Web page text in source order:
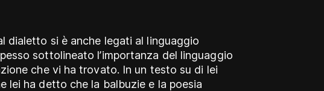
dialetto si è anche legati al linguaggio
sottolineato l’importanza del linguaggio
che vi ha trovato. In un testo su di lei
lei ha detto che la balbuzie e la poesia